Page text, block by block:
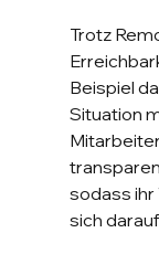
Trotz
Beispiel
Situation
sodass
sich